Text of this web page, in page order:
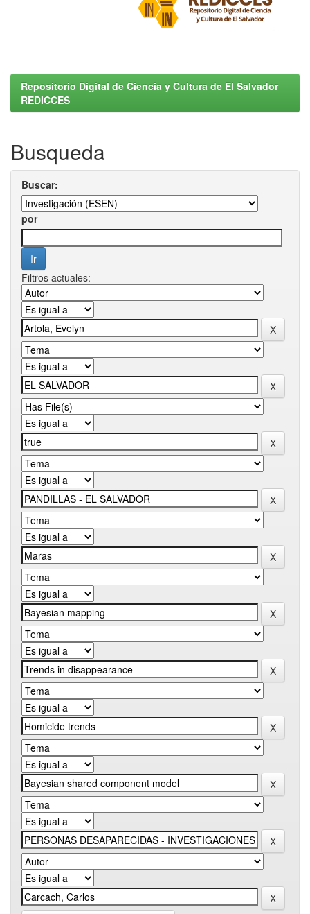
Repositorio Digital de Ciencia y Cultura de El Salvador
REDICCES
Busqueda
Buscar:
por
Filtros actuales: